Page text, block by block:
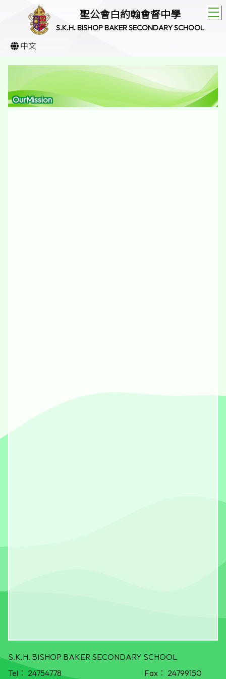
聖公會白約翰會督中學
S.K.H. BISHOP BAKER SECONDARY SCHOOL
中文
OurMission
S.K.H. BISHOP BAKER SECONDARY SCHOOL
Tel： 24754778 Fax： 24799150